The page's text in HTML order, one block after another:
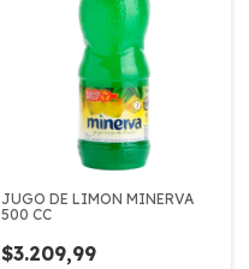
JUGO DE LIMON MINERVA
500 CC
$3.209,99